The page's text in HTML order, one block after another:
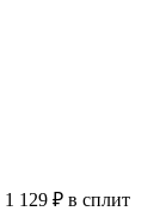
1 129 ₽ в сплит